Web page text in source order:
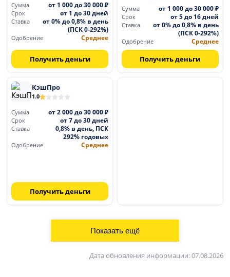
Сумма от 1 000 до 30 000 ₽
Срок от 1 до 30 дней
Ставка
от 0% до 0,8% в день
(ПСК 0-292%)
Одобрение Среднее
Получить деньги
Сумма
от 1 000 до 30 000 ₽
Срок от 5 до 16 дней
Ставка
от 0% до 0,8% в день
(ПСК 0-292%)
Одобрение Среднее
Получить деньги
КэшПро
1.0
Сумма от 2 000 до 30 000 ₽
Срок от 7 до 30 дней
Ставка
0,8% в день, ПСК
292% годовых
Одобрение Среднее
Получить деньги
Дата обновления информации: 07.08.2026